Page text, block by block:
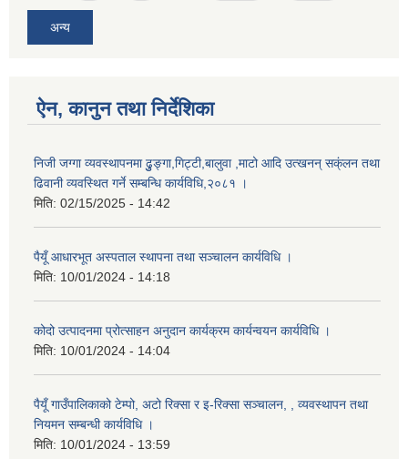
अन्य
ऐन, कानुन तथा निर्देशिका
निजी जग्गा व्यवस्थापनमा ढुुङ्गा,गिट्टी,बालुवा ,माटो आदि उत्खनन् सक्ंलन तथा
ढिवानी व्यवस्थित गर्ने सम्बन्धि कार्यविधि,२०८१ ।
मिति: 02/15/2025 - 14:42
पैयूँ आधारभूत अस्पताल स्थापना तथा सञ्चालन कार्यविधि ।
मिति: 10/01/2024 - 14:18
कोदो उत्पादनमा प्रोत्साहन अनुदान कार्यक्रम कार्यन्वयन कार्यविधि ।
मिति: 10/01/2024 - 14:04
पैयूँ गाउँपालिकाको टेम्पो, अटो रिक्सा र इ-रिक्सा सञ्चालन, , व्यवस्थापन तथा
नियमन सम्बन्धी कार्यविधि ।
मिति: 10/01/2024 - 13:59